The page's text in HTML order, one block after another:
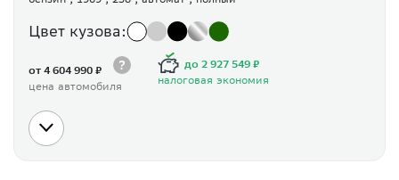
Цвет кузова:
от 4 604 990 ₽
цена автомобиля
до 2 927 549 ₽
налоговая экономия